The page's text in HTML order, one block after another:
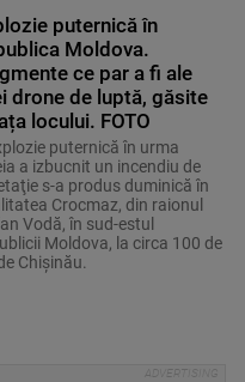
puternică în
Moldova.
ce par a fi ale
drone de luptă, găsite
locului. FOTO
puternică în urma
a izbucnit un incendiu de
s-a produs duminică în
Crocmaz, din raionul
Vodă, în sud-estul
Moldova, la circa 100 de
Chişinău.